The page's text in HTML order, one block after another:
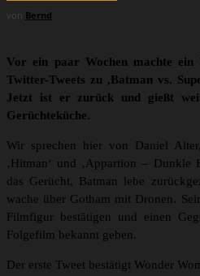
von Bernd
Vor ein paar Wochen machte
Twitter-Tweets zu ‚Batman vs.
Jetzt ist er zurück und gießt
Gerüchteküche.
Wir sprechen hier von Daniel
‚Hitman‘ und ‚Appartion – Dunkle
das Gerücht, Batman lebe
wache über Gotham mit Dronen.
Filmfigur bestätigen und einen
Folgefilm bekannt geben.
Der erste Tweet bestätigt Wonder